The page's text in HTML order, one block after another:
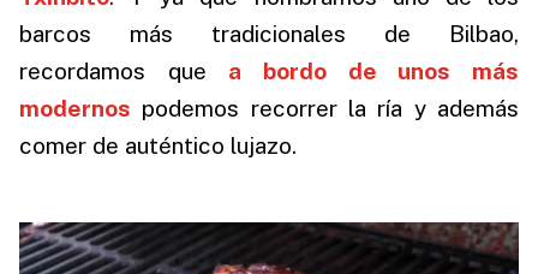
barcos más tradicionales de Bilbao,
recordamos que
a bordo de unos más
modernos podemos recorrer la ría y además
comer de auténtico lujazo.